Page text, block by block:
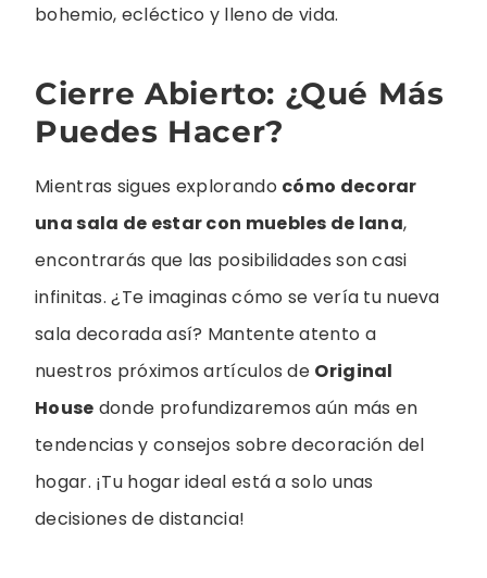
bohemio, ecléctico y lleno de vida.
Cierre Abierto: ¿Qué Más
Puedes Hacer?
Mientras sigues explorando cómo decorar
una sala de estar con muebles de lana,
encontrarás que las posibilidades son casi
infinitas. ¿Te imaginas cómo se vería tu nueva
sala decorada así? Mantente atento a
nuestros próximos artículos de Original
House donde profundizaremos aún más en
tendencias y consejos sobre decoración del
hogar. ¡Tu hogar ideal está a solo unas
decisiones de distancia!